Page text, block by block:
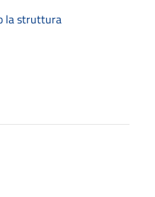
la struttura